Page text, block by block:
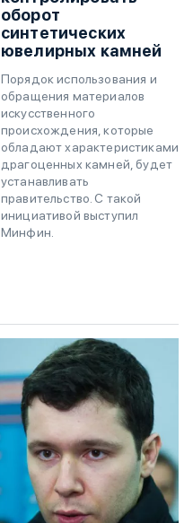
оборот
синтетических
ювелирных камней
Порядок использования и
обращения материалов
искусственного
происхождения, которые
обладают характеристиками
драгоценных камней, будет
устанавливать
правительство. С такой
инициативой выступил
Минфин.